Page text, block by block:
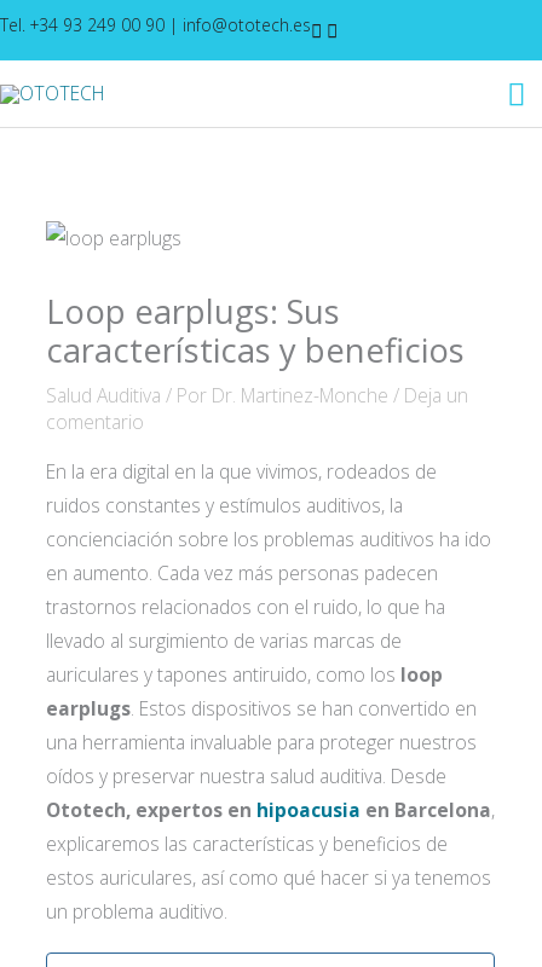
Ir
contenido
Tel. +34 93 249 00 90 | info@ototech.es
Loop earplugs: Sus
características y beneficios
Salud Auditiva / Por Dr. Martinez-Monche/ Deja un
comentario
En la era digital en la que vivimos, rodeados de
ruidos constantes y estímulos auditivos, la
concienciación sobre los problemas auditivos ha ido
en aumento. Cada vez más personas padecen
trastornos relacionados con el ruido, lo que ha
llevado al surgimiento de varias marcas de
auriculares y tapones antiruido, como los loop
earplugs. Estos dispositivos se han convertido en
una herramienta invaluable para proteger nuestros
oídos y preservar nuestra salud auditiva. Desde
Ototech, expertos en hipoacusia en Barcelona,
explicaremos las características y beneficios de
estos auriculares, así como qué hacer si ya tenemos
un problema auditivo.